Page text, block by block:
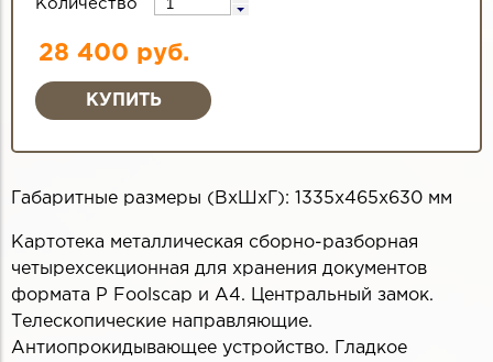
Количество
28 400 руб.
Габаритные размеры (ВхШхГ): 1335x465х630 мм
Картотека металлическая сборно-разборная
четырехсекционная для хранения документов
формата P Foolscap и А4. Центральный замок.
Телескопические направляющие.
Антиопрокидывающее устройство. Гладкое